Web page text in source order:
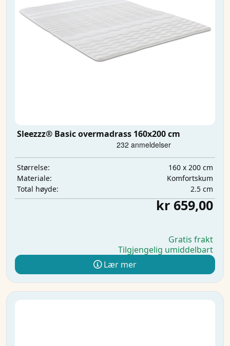
Sleezzz® Basic overmadrass 160x200 cm
Størrelse:
160 x 200 cm
Materiale:
Komfortskum
Total høyde:
2.5 cm
kr 659,00
Gratis frakt
Tilgjengelig umiddelbart
Lær mer